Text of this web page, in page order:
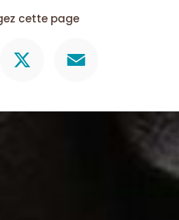
cette page